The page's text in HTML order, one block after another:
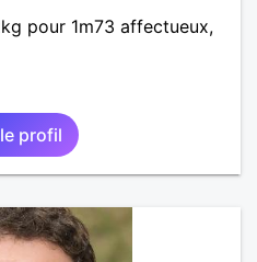
pour 1m73 affectueux,
profil